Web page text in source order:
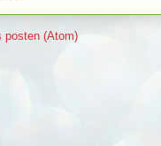
posten (Atom)